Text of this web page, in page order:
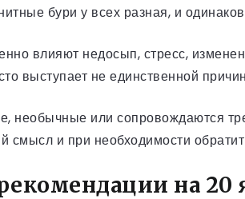
бури у всех разная, и
влияют недосып, стресс,
выступает не единственной
необычные или сопровождаются
смысл и при необходимости
на 20